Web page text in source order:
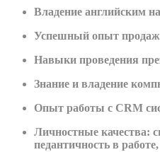
Владение английским
Успешный опыт продаж
Навыки проведения
Знание и владение
Опыт работы с CRM
Личностные качества:
педантичность в